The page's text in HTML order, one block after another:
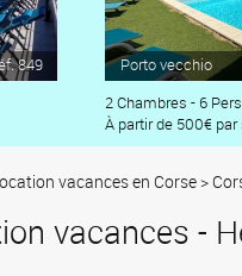
849
Porto vecchio
2 Chambres - 6
À partir de 500€
vacances en Corse>
vacances -